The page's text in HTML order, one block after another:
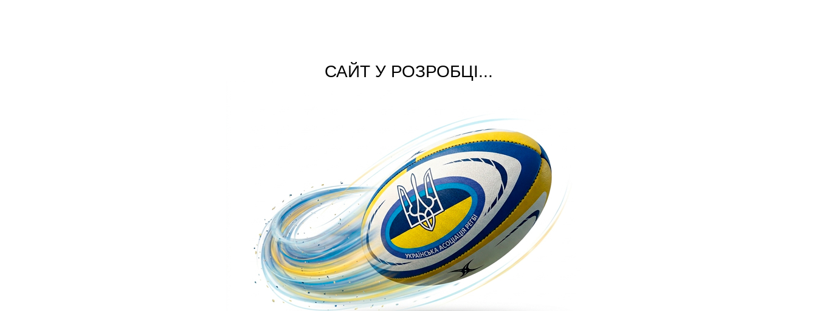
САЙТ У РОЗРОБЦІ...